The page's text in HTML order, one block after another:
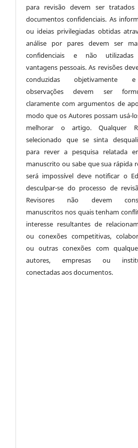
para revisão devem ser tratados
documentos confidenciais. As
ou ideias privilegiadas obtidas
análise por pares devem ser
confidenciais e não
vantagens pessoais. As revisões
conduzidas objetivamente
observações devem ser
claramente com argumentos de
modo que os Autores possam usá-
melhorar o artigo. Qualquer
selecionado que se sinta
para rever a pesquisa relatada
manuscrito ou sabe que sua rápida
será impossível deve notificar o
desculpar-se do processo de
Revisores não devem
manuscritos nos quais tenham
interesse resultantes de
ou conexões competitivas,
ou outras conexões com
autores, empresas ou
conectadas aos documentos.